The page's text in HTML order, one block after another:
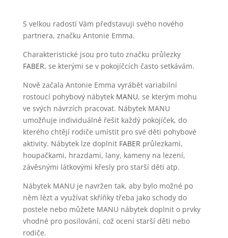
S velkou radostí Vám představuji svého nového
partnera, značku Antonie Emma.
Charakteristické jsou pro tuto značku průlezky
FABER, se kterými se v pokojíčcích často setkávám.
Nově začala Antonie Emma vyrábět variabilní
rostoucí pohybový nábytek MANU, se kterým mohu
ve svých návrzích pracovat. Nábytek MANU
umožňuje individuálně řešit každý pokojíček, do
kterého chtějí rodiče umístit pro své děti pohybové
aktivity. Nábytek lze doplnit FABER průlezkami,
houpačkami, hrazdami, lany, kameny na lezení,
závěsnými látkovými křesly pro starší děti atp.
Nábytek MANU je navržen tak, aby bylo možné po
něm lézt a využívat skříňky třeba jako schody do
postele nebo můžete MANU nábytek doplnit o prvky
vhodné pro posilování, což ocení starší děti nebo
rodiče.